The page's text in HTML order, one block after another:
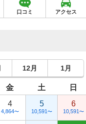
口コミ アクセス
12月 1月
金 土
日
4
4,864〜
5
10,591〜
6
10,591〜